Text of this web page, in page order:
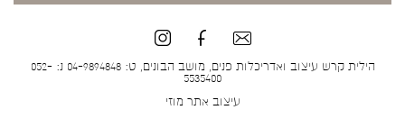
הילית קרש עיצוב ואדריכלות פנים, מושב הבונים, ט: 04-9894848 נ: 052-
5535400
עיצוב אתר מוזי